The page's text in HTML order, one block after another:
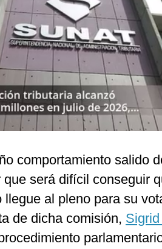
comportamiento salido
será difícil conseguir
llegue al pleno para su
de dicha comisión,